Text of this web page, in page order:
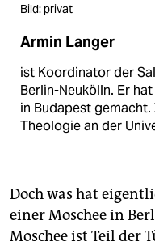
Bild: privat
Armin Langer
ist Koordinator der
Berlin-Neukölln. Er
in Budapest
Theologie an der
Doch was hat
einer Moschee in
Moschee ist Teil der